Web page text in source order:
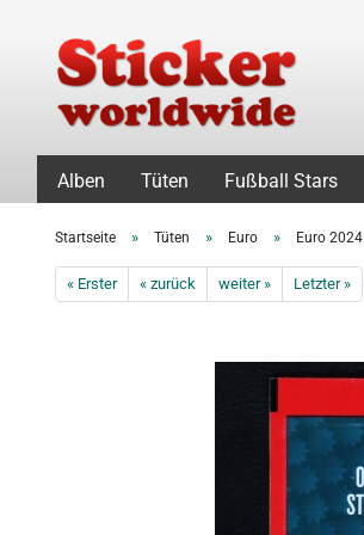
Alben Tüten Fußball Stars
Startseite » Tüten » Euro » Euro 2024
« Erster « zurück weiter » Letzter »